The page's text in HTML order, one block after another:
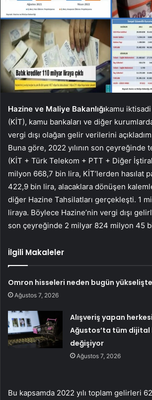
Hazine ve Maliye Bakanlığıkamu
(KİT), kamu bankaları ve diğer
vergi dışı olağan gelir verilerini
Buna göre, 2022 yılının son çeyreğinde
(KİT + Türk Telekom + PTT + Diğer
milyon 668,7 bin lira, KİT’lerden hasılat
422,9 bin lira, alacaklara dönüşen
diğer Hazine Tahsilatları gerçekleşti. 1
liraya. Böylece Hazine’nin vergi dışı
son çeyreğinde 2 milyar 824 milyon 45
İlgili Makaleler
Omron hisseleri neden bugün
Ağustos 7, 2026
Alışveriş yapan
Ağustos’ta tüm
değişiyor
Ağustos 7, 2026
Bu kapsamda 2022 yılı toplam gelirleri